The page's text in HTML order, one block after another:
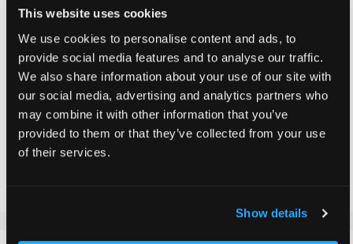
This website uses cookies
We use cookies to personalise content and ads, to
provide social media features and to analyse our traffic.
We also share information about your use of our site with
our social media, advertising and analytics partners who
may combine it with other information that you’ve
provided to them or that they’ve collected from your use
of their services.
Show details
E-Mail Adresse eingeben
Benachrichtigen
Zur Vergleichsliste hinzufügen